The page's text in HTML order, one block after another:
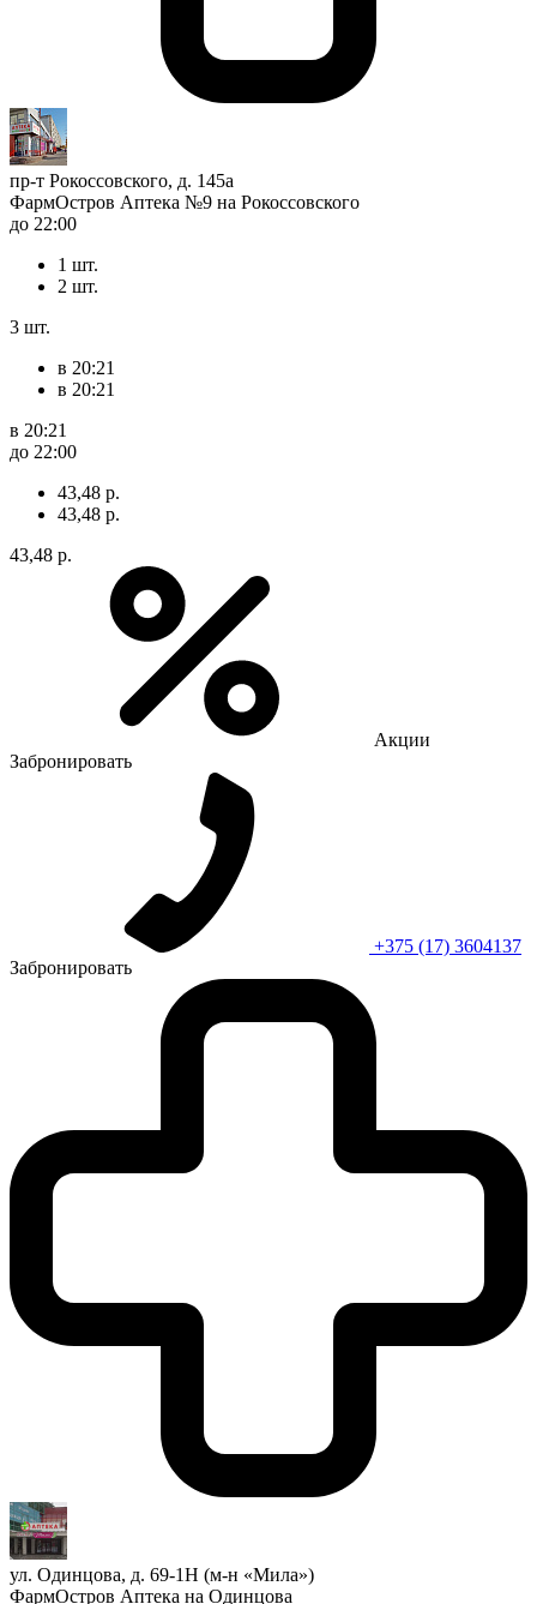
пр-т Рокоссовского, д. 145а
ФармОстров Аптека №9 на Рокоссовского
до 22:00
1 шт.
2 шт.
3 шт.
в 20:21
в 20:21
в 20:21
до 22:00
43,48 р.
43,48 р.
43,48 р.
Акции
Забронировать
+375 (17) 3604137
Забронировать
ул. Одинцова, д. 69-1Н (м-н «Мила»)
ФармОстров Аптека на Одинцова